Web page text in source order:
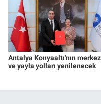
Antalya Konyaaltı'nın merkez
ve yayla yolları yenilenecek